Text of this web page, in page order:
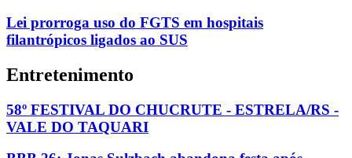
Lei prorroga uso do FGTS em hospitais
filantrópicos ligados ao SUS
Entretenimento
58º FESTIVAL DO CHUCRUTE - ESTRELA/RS -
VALE DO TAQUARI